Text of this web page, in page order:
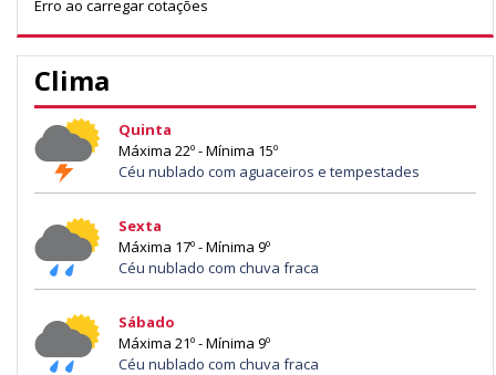
Erro ao carregar cotações
Clima
Quinta
Máxima 22º - Mínima 15º
Céu nublado com aguaceiros e tempestades
Sexta
Máxima 17º - Mínima 9º
Céu nublado com chuva fraca
Sábado
Máxima 21º - Mínima 9º
Céu nublado com chuva fraca